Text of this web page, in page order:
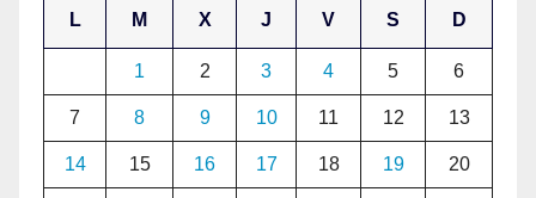
L M X J V S D
1 2 3 4 5 6
7 8 9 10 11 12 13
14 15 16 17 18 19 20